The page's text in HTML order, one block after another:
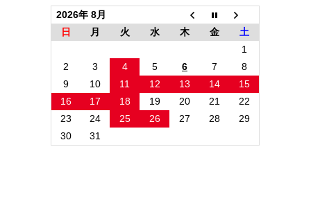
2026年 8月
日
月 火 水 木 金
土
1
2
3 4 5 6 7
8
9
10 11 12 13 14
15
16
17 18 19 20 21
22
23
24 25 26 27 28
29
30
31